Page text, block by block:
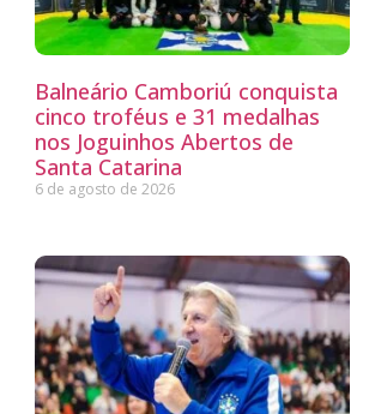
Balneário Camboriú conquista
cinco troféus e 31 medalhas
nos Joguinhos Abertos de
Santa Catarina
6 de agosto de 2026